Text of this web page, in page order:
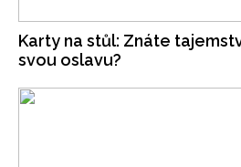
Karty na stůl: Znáte
svou oslavu?